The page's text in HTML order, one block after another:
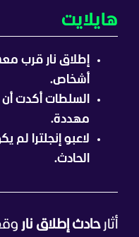
هايلايت
أشخاص.
السلطات أكدت أن
مهددة.
لاعبو إنجلترا لم
الحادث.
أثارحادث إطلاق نار